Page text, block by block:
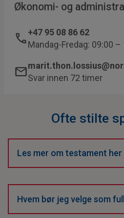
Økonomi- og
+47 95 08 86 62
Mandag-Fredag: 09:00 –
Svar innen 72 timer
Ofte stilte
Les mer om testament her
Hvem bør jeg velge som